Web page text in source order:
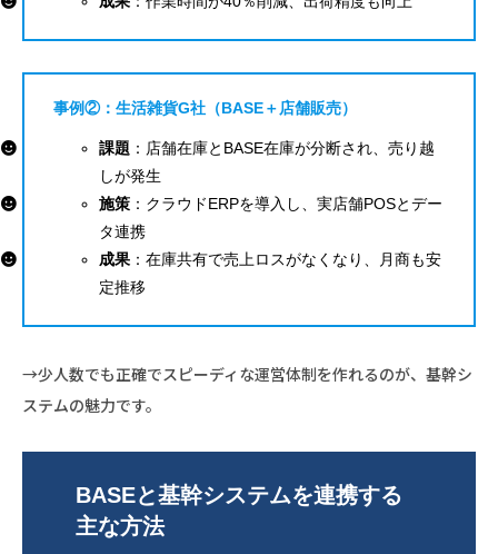
事例②：生活雑貨G社（BASE＋店舗販売）
課題 ：店舗在庫とBASE在庫が分断され、売り越
しが発生
施策 ：クラウドERPを導入し、実店舗POSとデー
タ連携
成果 ：在庫共有で売上ロスがなくなり、月商も安
定推移
→少人数でも正確でスピーディな運営体制を作れるのが、基幹シ
ステムの魅力です。
BASEと基幹システムを連携する
主な方法